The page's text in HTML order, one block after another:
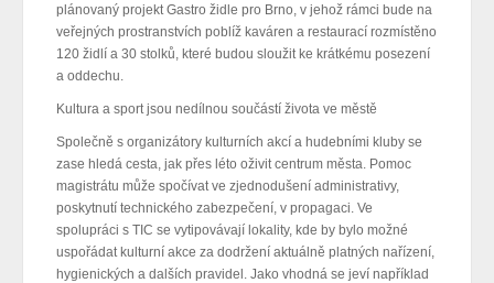
plánovaný projekt Gastro židle pro Brno, v jehož rámci bude na
veřejných prostranstvích poblíž kaváren a restaurací rozmístěno
120 židlí a 30 stolků, které budou sloužit ke krátkému posezení
a oddechu.
Kultura a sport jsou nedílnou součástí života ve městě
Společně s organizátory kulturních akcí a hudebními kluby se
zase hledá cesta, jak přes léto oživit centrum města. Pomoc
magistrátu může spočívat ve zjednodušení administrativy,
poskytnutí technického zabezpečení, v propagaci. Ve
spolupráci s TIC se vytipovávají lokality, kde by bylo možné
uspořádat kulturní akce za dodržení aktuálně platných nařízení,
hygienických a dalších pravidel. Jako vhodná se jeví například